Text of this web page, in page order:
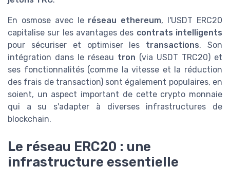
En osmose avec le réseau ethereum, l'USDT ERC20
capitalise sur les avantages des contrats intelligents
pour sécuriser et optimiser les transactions. Son
intégration dans le réseau tron (via USDT TRC20) et
ses fonctionnalités (comme la vitesse et la réduction
des frais de transaction) sont également populaires, en
soient, un aspect important de cette crypto monnaie
qui a su s'adapter à diverses infrastructures de
blockchain.
Le réseau ERC20 : une
infrastructure essentielle